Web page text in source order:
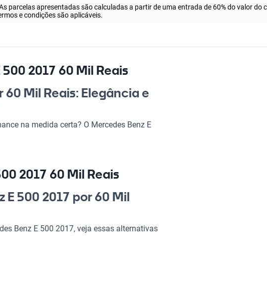
parcelas apresentadas são calculadas a partir de uma entrada de 60% do valor do
e condições são aplicáveis.
2017 60 Mil Reais
60 Mil Reais: Elegância e
na medida certa? O Mercedes Benz E
o dia a dia, trabalho ou passeios com a
da engenharia automotiva, que agrega
E 500 2017 60 Mil Reais?
fazendo de cada viagem uma
2017 60 Mil Reais
500 2017 por 60 Mil
Benz E 500 2017, veja essas alternativas
oferece performance e conforto